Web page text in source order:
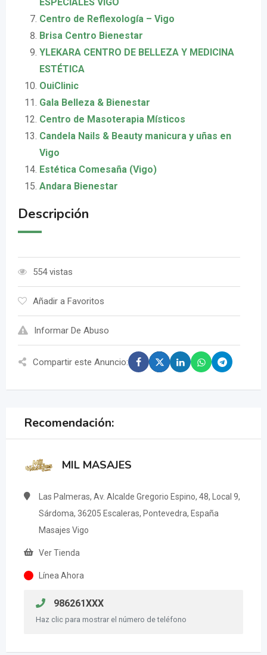
Centro de Reflexología – Vigo
Brisa Centro Bienestar
YLEKARA CENTRO DE BELLEZA Y MEDICINA
ESTÉTICA
OuiClinic
Gala Belleza & Bienestar
Centro de Masoterapia Místicos
Candela Nails & Beauty manicura y uñas en
Vigo
Estética Comesaña (Vigo)
Andara Bienestar
Descripción
554 vistas
Añadir a Favoritos
Informar De Abuso
Compartir este Anuncio:
Recomendación:
MIL MASAJES
Las Palmeras, Av. Alcalde Gregorio Espino, 48, Local 9,
Sárdoma, 36205 Escaleras, Pontevedra, España
Masajes Vigo
Ver Tienda
Línea Ahora
986261XXX
Haz clic para mostrar el número de teléfono